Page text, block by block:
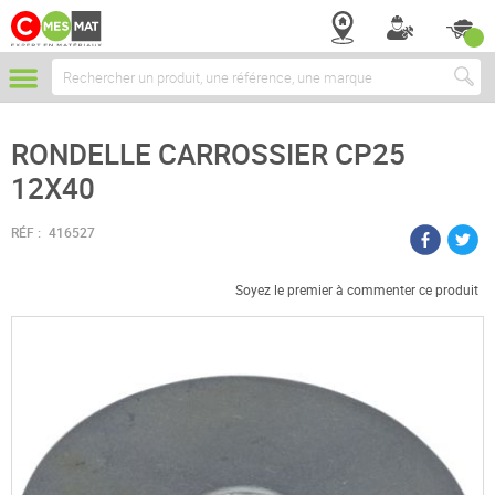
Chercher
RONDELLE CARROSSIER CP25
12X40
RÉF : 416527
Soyez le premier à commenter ce produit
Passer